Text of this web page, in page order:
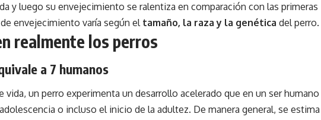
y luego su envejecimiento se ralentiza en comparación con las primeras
envejecimiento varía según el tamaño, la raza y la genética del perro.
realmente los perros
a 7 humanos
vida, un perro experimenta un desarrollo acelerado que en un ser humano
o incluso el inicio de la adultez. De manera general, se estima